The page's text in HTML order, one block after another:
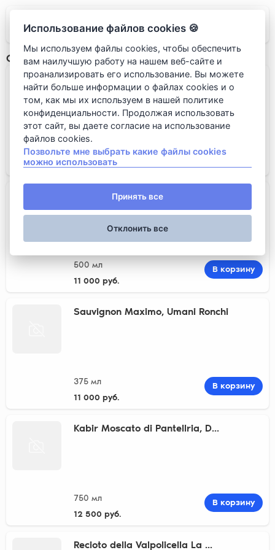
LUMICINO
Сладкое вино
Riesling Auslese, Schloss Gobe...
375 мл
7 200 руб.
В корзину
Banyuls Quintessence, Coume de...
500 мл
11 000 руб.
В корзину
Sauvignon Maximo, Umani Ronchi
375 мл
11 000 руб.
В корзину
Kabir Moscato di Pantellria, D...
750 мл
12 500 руб.
В корзину
Recioto della Valpolicella La ...
Использование файлов cookies 🍪
Мы используем файлы cookies, чтобы обеспечить
вам наилучшую работу на нашем веб-сайте и
проанализировать его использование. Вы можете
найти больше информации о файлах cookies и о
том, как мы их используем в нашей политике
конфиденциальности. Продолжая использовать
этот сайт, вы даете согласие на использование
файлов cookies.
Позвольте мне выбрать какие файлы cookies
можно использовать
Принять все
Отклонить все